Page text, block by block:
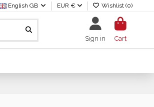
English GB EUR € Wishlist (0)
Sign in Cart